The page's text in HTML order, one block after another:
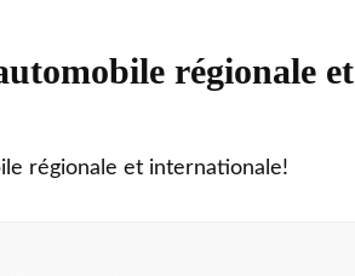
régionale et
régionale et internationale!